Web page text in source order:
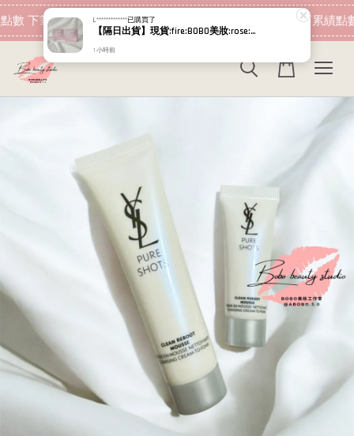
下筆消費即可折抵 現在去購物！ 加入會員 消費即可累績點
L*************已購買了
【隔日出貨】現貨:fire:BOBO美妝:rose:專櫃貨 RELOVE 順暢美顏千億益生菌 SCFAs專益:tm: (蜜桃風味) 益生菌
1 小時前